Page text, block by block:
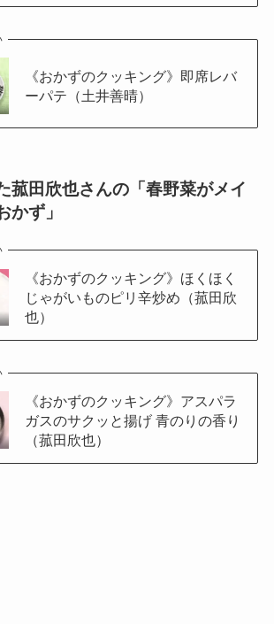
《おかずのクッキング》即席レバ
ーパテ（土井善晴）
菰田欣也さんの「春野菜がメイ
かず」
《おかずのクッキング》ほくほく
じゃがいものピリ辛炒め（菰田欣
也）
《おかずのクッキング》アスパラ
ガスのサクッと揚げ 青のりの香り
（菰田欣也）